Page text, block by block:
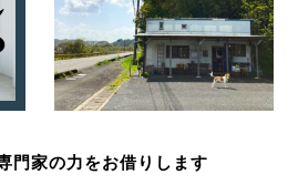
門家の力をお借りします